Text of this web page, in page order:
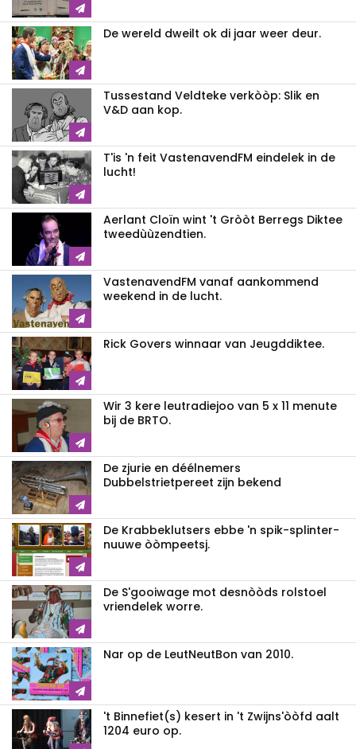
De wereld dweilt ok di jaar weer deur.
Tussestand Veldteke verkòòp: Slik en
V&D aan kop.
T'is 'n feit VastenavendFM eindelek in de
lucht!
Aerlant Cloïn wint 't Gròòt Berregs Diktee
tweedùùzendtien.
VastenavendFM vanaf aankommend
weekend in de lucht.
Rick Govers winnaar van Jeugddiktee.
Wir 3 kere leutradiejoo van 5 x 11 menute
bij de BRTO.
De zjurie en déélnemers
Dubbelstrietpereet zijn bekend
De Krabbeklutsers ebbe 'n spik-splinter-
nuuwe òòmpeetsj.
De S'gooiwage mot desnòòds rolstoel
vriendelek worre.
Nar op de LeutNeutBon van 2010.
't Binnefiet(s) kesert in 't Zwijns'òòfd aalt
1204 euro op.